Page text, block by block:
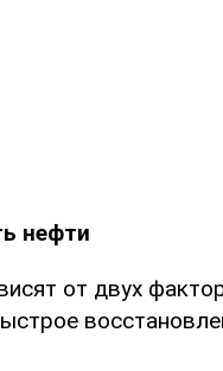
нефти
от двух